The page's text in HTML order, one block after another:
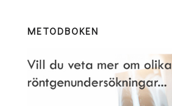
METODBOKEN